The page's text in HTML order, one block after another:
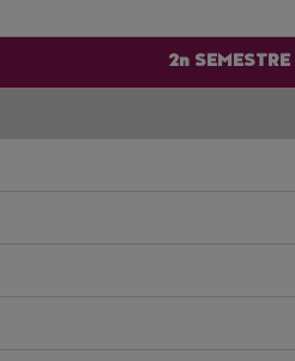
2n SEMESTRE